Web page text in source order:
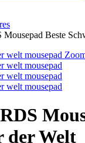
Beste
der Welt